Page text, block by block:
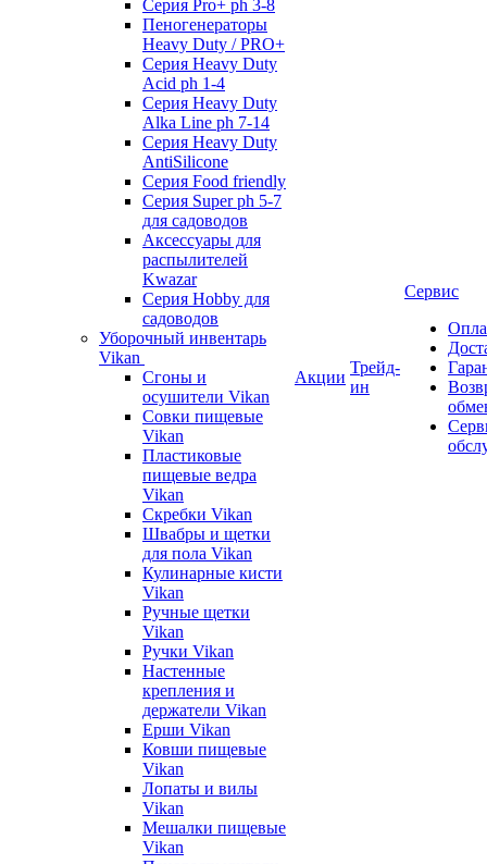
Серия Pro+ ph 3-8
Пеногенераторы
Heavy Duty / PRO+
Серия Heavy Duty
Acid ph 1-4
Серия Heavy Duty
Alka Line ph 7-14
Серия Heavy Duty
AntiSilicone
Серия Food friendly
Серия Super ph 5-7
для садоводов
Аксессуары для
распылителей
Kwazar
Серия Hobby для
садоводов
Уборочный инвентарь
Vikan
Сгоны и
осушители Vikan
Совки пищевые
Vikan
Пластиковые
пищевые ведра
Vikan
Скребки Vikan
Швабры и щетки
для пола Vikan
Кулинарные кисти
Vikan
Ручные щетки
Vikan
Ручки Vikan
Настенные
крепления и
держатели Vikan
Ерши Vikan
Ковши пищевые
Vikan
Лопаты и вилы
Vikan
Мешалки пищевые
Vikan
Акции
Трейд-
ин
Сервис